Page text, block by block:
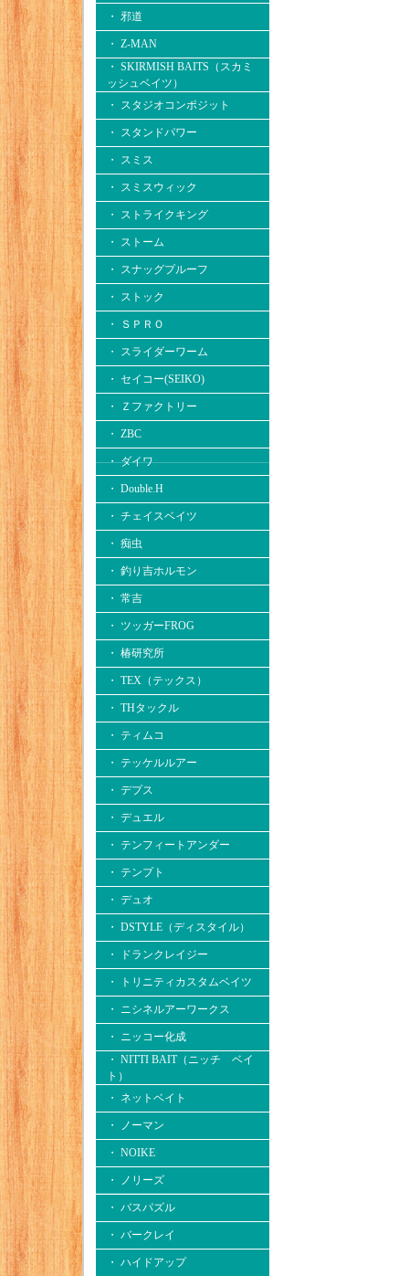
・ 邪道
・ Z-MAN
・ SKIRMISH BAITS（スカミ
ッシュベイツ）
・ スタジオコンポジット
・ スタンドパワー
・ スミス
・ スミスウィック
・ ストライクキング
・ ストーム
・ スナッグプルーフ
・ ストック
・ ＳＰＲＯ
・ スライダーワーム
・ セイコー(SEIKO)
・ Ｚファクトリー
・ ZBC
・ ダイワ
・ Double.H
・ チェイスベイツ
・ 痴虫
・ 釣り吉ホルモン
・ 常吉
・ ツッガーFROG
・ 椿研究所
・ TEX（テックス）
・ THタックル
・ ティムコ
・ テッケルルアー
・ デプス
・ デュエル
・ テンフィートアンダー
・ テンプト
・ デュオ
・ DSTYLE（ディスタイル）
・ ドランクレイジー
・ トリニティカスタムベイツ
・ ニシネルアーワークス
・ ニッコー化成
・ NITTI BAIT（ニッチ ベイ
ト）
・ ネットベイト
・ ノーマン
・ NOIKE
・ ノリーズ
・ バスパズル
・ バークレイ
・ ハイドアップ